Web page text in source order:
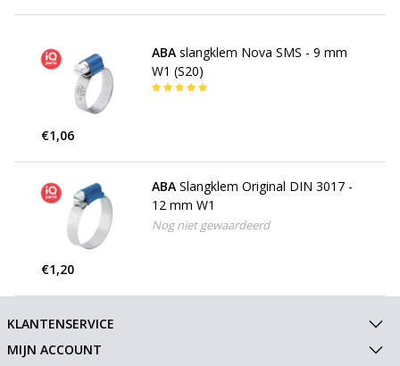
ABA slangklem Nova SMS - 9 mm
W1 (S20)
€1,06
ABA Slangklem Original DIN 3017 -
12 mm W1
Nog niet gewaardeerd
€1,20
KLANTENSERVICE
MIJN ACCOUNT